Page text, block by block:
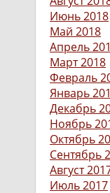
Июнь 2018
Май 2018
Апрель
Март 2018
Февраль
Январь
Декабрь
Ноябрь
Октябрь
Сентябрь
Август
Июль 2017